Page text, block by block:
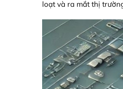
loạt và ra mắt thị